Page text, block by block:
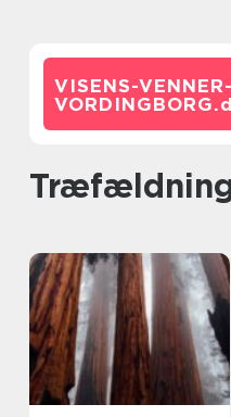
VISENS-VENNER-
VORDINGBORG.